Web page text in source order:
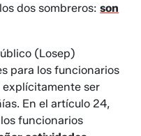
dos sombreros:son
(Losep)
para los funcionarios
ser
En el artículo 24,
funcionarios